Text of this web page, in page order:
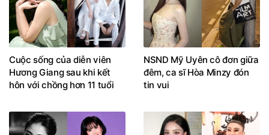
Cuộc sống của diễn viên
Hương Giang sau khi kết
hôn với chồng hơn 11 tuổi
NSND Mỹ Uyên cô đơn giữa
đêm, ca sĩ Hòa Minzy đón
tin vui